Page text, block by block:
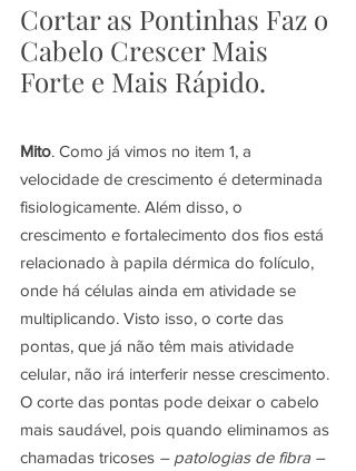
Cortar as Pontinhas Faz o
Cabelo Crescer Mais
Forte e Mais Rápido.
Mito. Como já vimos no item 1, a
velocidade de crescimento é determinada
fisiologicamente. Além disso, o
crescimento e fortalecimento dos fios está
relacionado à papila dérmica do folículo,
onde há células ainda em atividade se
multiplicando. Visto isso, o corte das
pontas, que já não têm mais atividade
celular, não irá interferir nesse crescimento.
O corte das pontas pode deixar o cabelo
mais saudável, pois quando eliminamos as
chamadas tricoses – patologias de fibra –